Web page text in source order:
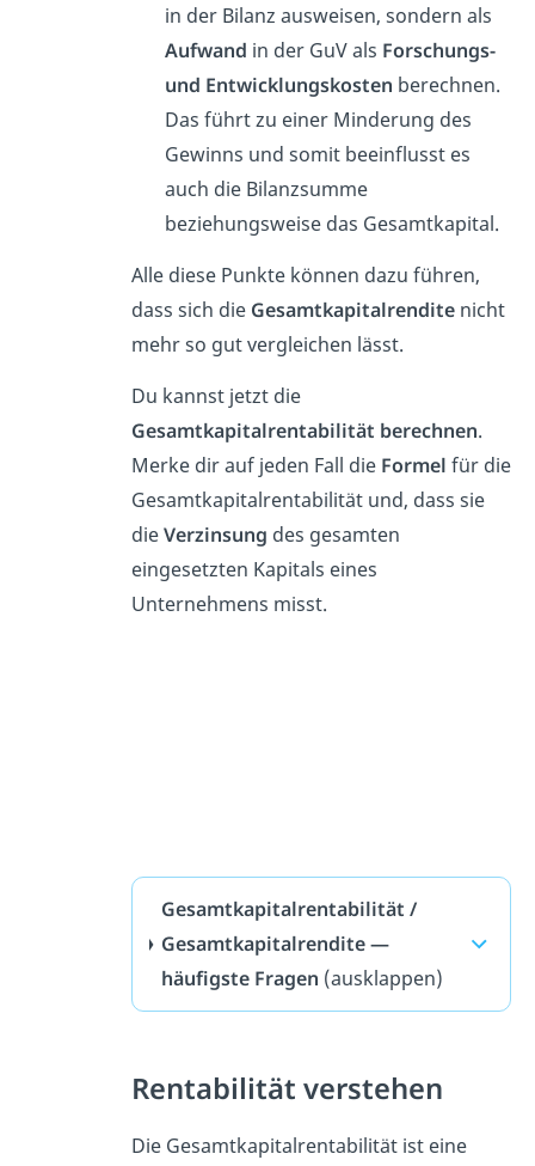
in der Bilanz ausweisen, sondern als
Aufwand in der GuV als Forschungs-
und Entwicklungskosten berechnen.
Das führt zu einer Minderung des
Gewinns und somit beeinflusst es
auch die Bilanzsumme
beziehungsweise das Gesamtkapital.
Alle diese Punkte können dazu führen,
dass sich die Gesamtkapitalrenditenicht
mehr so gut vergleichen lässt.
Du kannst jetzt die
Gesamtkapitalrentabilität berechnen.
Merke dir auf jeden Fall die Formel für die
Gesamtkapitalrentabilität und, dass sie
dieVerzinsung des gesamten
eingesetzten Kapitals eines
Unternehmens misst.
Gesamtkapitalrentabilität /
Gesamtkapitalrendite —
häufigste Fragen (ausklappen)
Rentabilität verstehen
Die Gesamtkapitalrentabilität ist eine